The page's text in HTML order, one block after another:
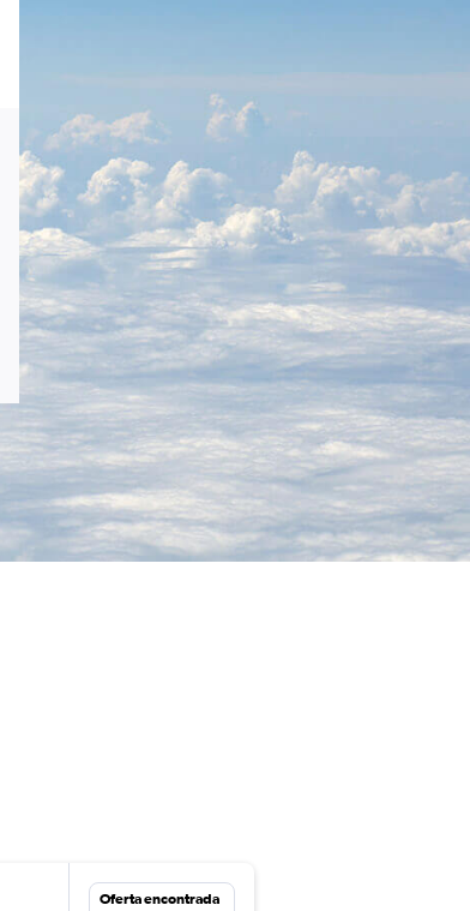
Oferta encontrada